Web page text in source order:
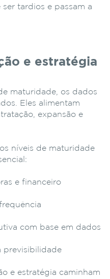
tardios e passam a
e estratégia
maturidade, os dados
Eles alimentam
expansão e
níveis de maturidade
e financeiro
com base em dados
previsibilidade
e estratégia caminham